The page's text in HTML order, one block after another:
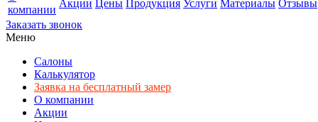
компании
Акции Цены Продукция Услуги Материалы Отзывы
Заказать звонок
Меню
Салоны
Калькулятор
Заявка на бесплатный замер
О компании
Акции